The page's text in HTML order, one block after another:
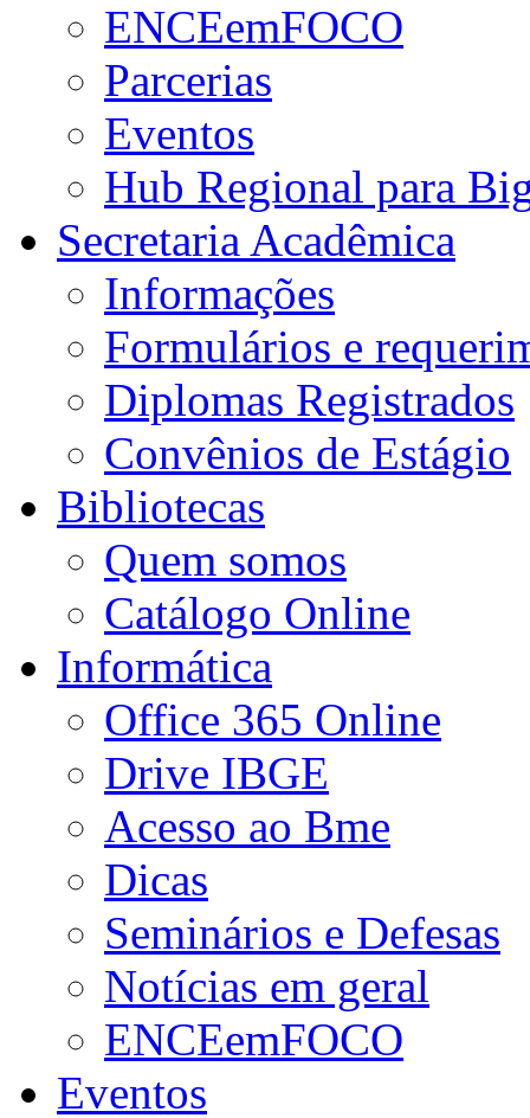
ENCEemFOCO
Parcerias
Eventos
Hub Regional para
Secretaria Acadêmica
Informações
Formulários e
Diplomas Registrados
Convênios de Estágio
Bibliotecas
Quem somos
Catálogo Online
Informática
Office 365 Online
Drive IBGE
Acesso ao Bme
Dicas
Seminários e Defesas
Notícias em geral
ENCEemFOCO
Eventos